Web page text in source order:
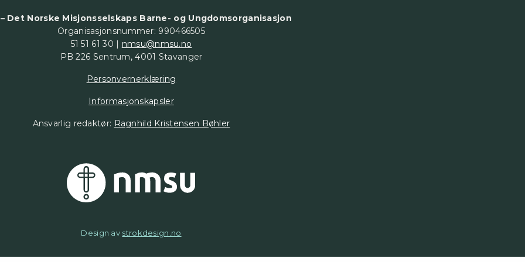
– Det Norske Misjonsselskaps Barne- og Ungdomsorganisasjon
Organisasjonsnummer: 990466505
51 51 61 30 | nmsu@nmsu.no
PB 226 Sentrum, 4001 Stavanger
Personvernerklæring
Informasjonskapsler
Ansvarlig redaktør: Ragnhild Kristensen Bøhler
Design av strokdesign.no